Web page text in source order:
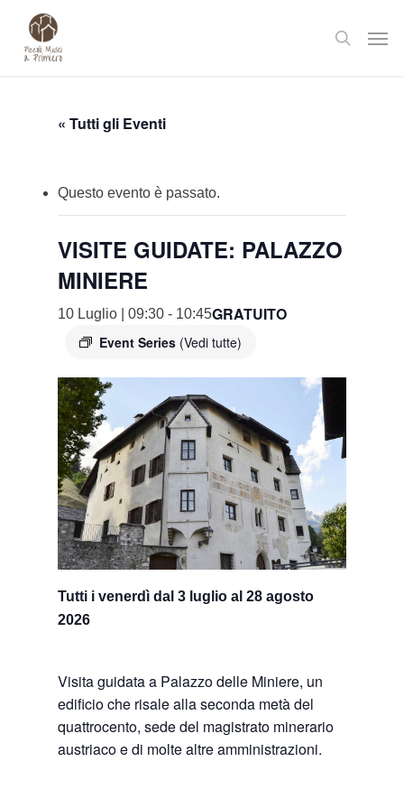
main
search
« Tutti gli Eventi
Questo evento è passato.
VISITE GUIDATE: PALAZZO
MINIERE
10 Luglio | 09:30 - 10:45
Event Series (Vedi tutte)
GRATUITO
Tutti i venerdì dal 3 luglio al 28 agosto
2026
Visita guidata a Palazzo delle Miniere, un
edificio che risale alla seconda metà del
quattrocento, sede del magistrato minerario
austriaco e di molte altre amministrazioni.